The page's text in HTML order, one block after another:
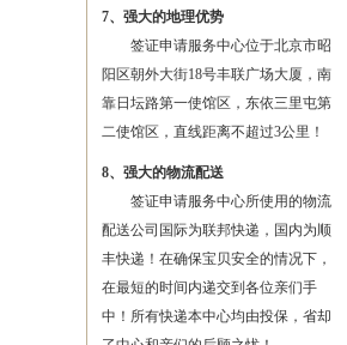
7、强大的地理优势
签证申请服务中心位于北京市昭
阳区朝外大街18号丰联广场大厦，南
靠日坛路第一使馆区，东依三里屯第
二使馆区，直线距离不超过3公里！
8、强大的物流配送
签证申请服务中心所使用的物流
配送公司国际为联邦快递，国内为顺
丰快递！在确保宝贝安全的情况下，
在最短的时间内递交到各位亲们手
中！所有快递本中心均由投保，省却